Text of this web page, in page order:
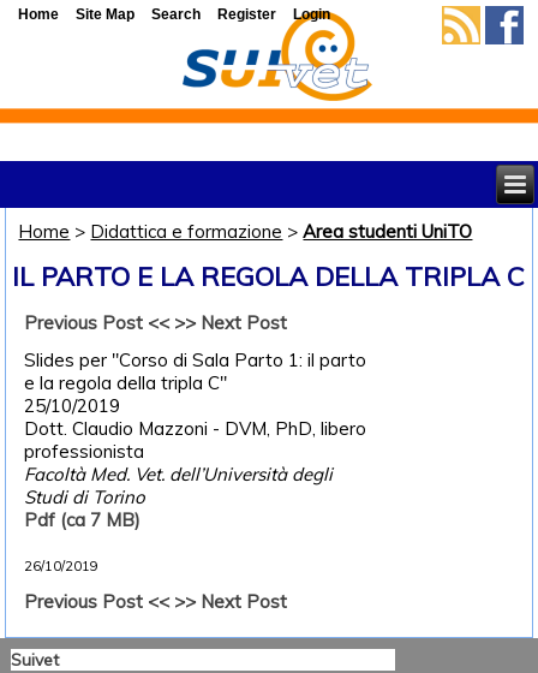
Home > Didattica e formazione >Area studenti UniTO
IL PARTO E LA REGOLA DELLA TRIPLA C
Previous Post << >> Next Post
Slides per "Corso di Sala Parto 1: il parto
e la regola della tripla C"
25/10/2019
Dott. Claudio Mazzoni - DVM, PhD, libero
professionista
Facoltà Med. Vet. dell’Università degli
Studi di Torino
Pdf (ca 7 MB)
26/10/2019
Previous Post << >> Next Post
Suivet
Home Site Map Search Register Login